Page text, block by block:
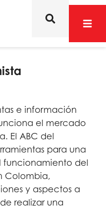
e información
el mercado
El ABC del
para una
funcionamiento del
Colombia,
y aspectos a
realizar una